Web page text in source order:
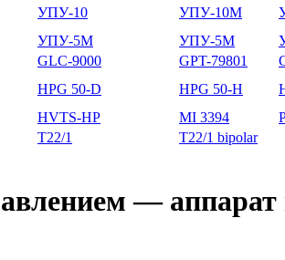
УПУ-10 УПУ-10М
УПУ-5М УПУ-5М
GLC-9000 GPT-79801
HPG 50-D HPG 50-H
HVTS-HP MI 3394
T22/1
T22/1 bipolar
— аппарат